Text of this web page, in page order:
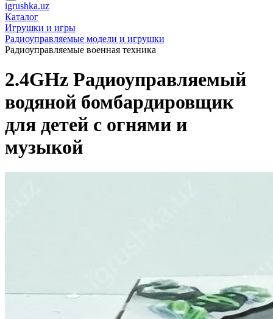
igrushka.uz
Каталог
Игрушки и игры
Радиоуправляемые модели и игрушки
Радиоуправляемые военная техника
2.4GHz Радиоуправляемый
водяной бомбардировщик
для детей с огнями и
музыкой